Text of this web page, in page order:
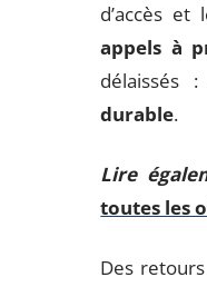
d’accès
appels à
délaissés
durable.
Lire
toutes les
Des